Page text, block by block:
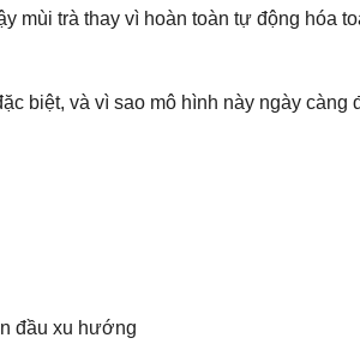
mùi trà thay vì hoàn toàn tự động hóa
biệt, và vì sao mô hình này ngày càng
đầu xu hướng